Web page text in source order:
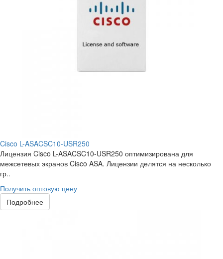
Cisco L-ASACSC10-USR250
Лицензия Cisco L-ASACSC10-USR250 оптимизирована для
межсетевых экранов Cisco ASA. Лицензии делятся на несколько
гр..
Получить оптовую цену
Подробнее